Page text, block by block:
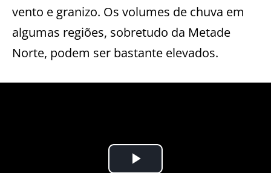
vento e granizo. Os volumes de chuva em
algumas regiões, sobretudo da Metade
Norte, podem ser bastante elevados.